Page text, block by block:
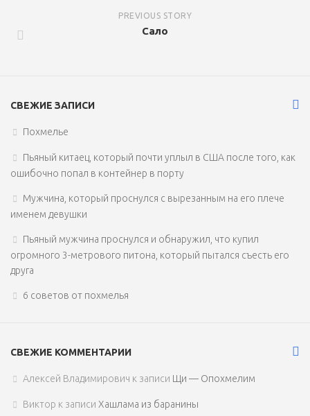
PREVIOUS STORY
Сало
СВЕЖИЕ ЗАПИСИ
Похмелье
Пьяный китаец, который почти уплыл в США после того, как
ошибочно попал в контейнер в порту
Мужчина, который проснулся с вырезанным на его плече
именем девушки
Пьяный мужчина проснулся и обнаружил, что купил
огромного 3-метрового питона, который пытался съесть его
друга
6 советов от похмелья
СВЕЖИЕ КОММЕНТАРИИ
Алексей Владимирович к записи Щи — Опохмелим
Виктор к записи Хашлама из баранины